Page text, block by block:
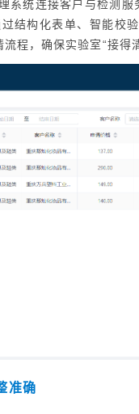
系统连接客户与检测
结构化表单、智能校
程，确保实验室“接得
准确